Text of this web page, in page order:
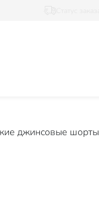
джинсовые шорты